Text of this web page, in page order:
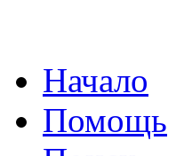
Начало
Помощь